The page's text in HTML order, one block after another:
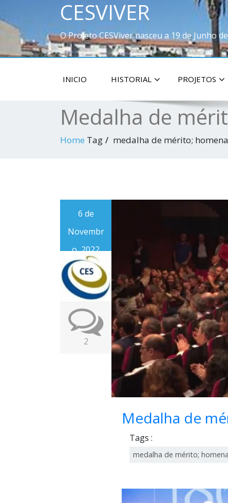
CESVIVER
O Projeto CESViver nasceu a 19 de Junho
INICIO HISTORIAL PROJETOS
Medalha de
Home Tag medalha de mérito;
6 de
Novembr
o, 2022
2
Medalha de
Tags :
medalha de mérito;